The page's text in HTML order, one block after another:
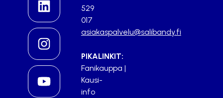
529
017
asiakaspalvelu@salibandy.fi
PIKALINKIT:
Fanikauppa |
Kausi-
info